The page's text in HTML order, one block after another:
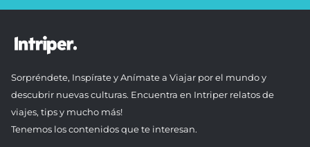
Sorpréndete, Inspírate y Anímate a Viajar por el mundo y
descubrir nuevas culturas. Encuentra en Intriper relatos de
viajes, tips y mucho más!
Tenemos los contenidos que te interesan.